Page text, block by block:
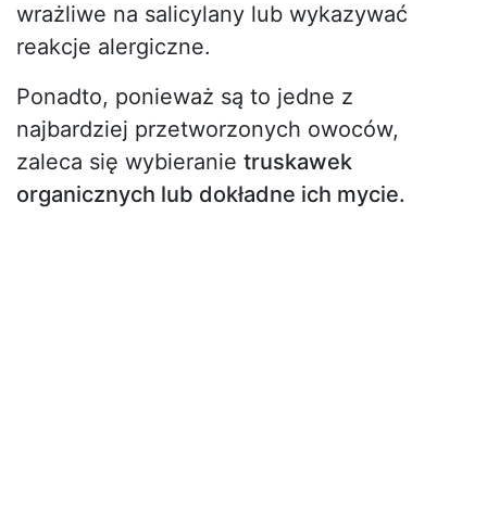
wrażliwe na salicylany lub wykazywać
reakcje alergiczne.
Ponadto, ponieważ są to jedne z
najbardziej przetworzonych owoców,
zaleca się wybieranie truskawek
organicznych lub dokładne ich mycie.